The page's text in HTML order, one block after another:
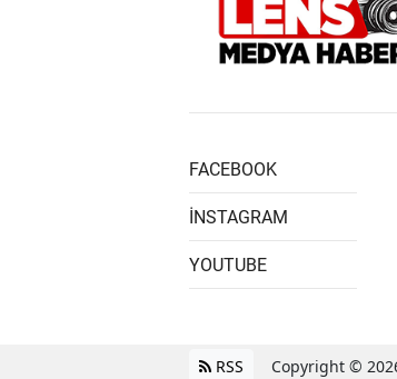
FACEBOOK
İNSTAGRAM
YOUTUBE
RSS Copyright ©